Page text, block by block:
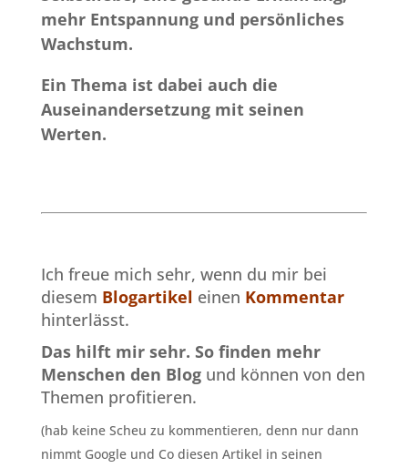
mehr Entspannung und persönliches
Wachstum.
Ein Thema ist dabei auch die
Auseinandersetzung mit seinen
Werten.
Ich freue mich sehr, wenn du mir bei
diesem Blogartikel einen Kommentar
hinterlässt.
Das hilft mir sehr. So finden mehr
Menschen den Blogund können von den
Themen profitieren.
(hab keine Scheu zu kommentieren, denn nur dann
nimmt Google und Co diesen Artikel in seinen